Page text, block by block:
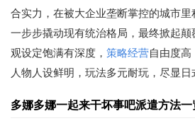
合实力，在被大企业垄断掌控的城市里
一步步撬动现有统治格局，最终掀起
观设定饱满有深度， 策略经营自由度高
人物人设鲜明，玩法多元耐玩，尽显日
多娜多娜一起来干坏事吧派遣方法一